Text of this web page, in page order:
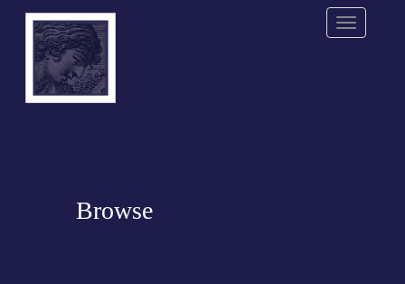
Menu
Browse